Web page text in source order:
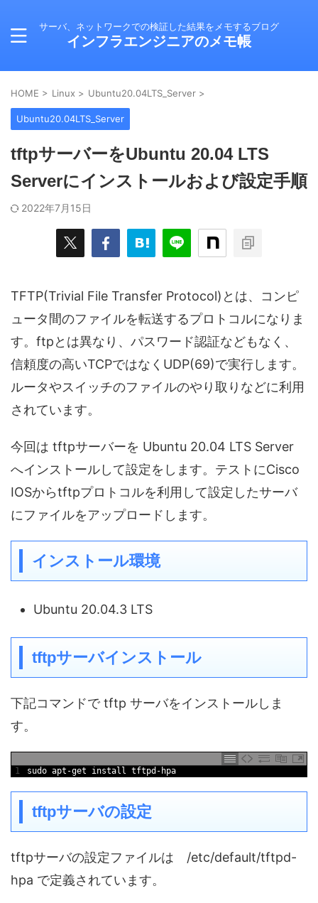
サーバ、ネットワークでの検証した結果をメモするブログ
インフラエンジニアのメモ帳
HOME > Linux > Ubuntu20.04LTS_Server >
Ubuntu20.04LTS_Server
tftpサーバーをUbuntu 20.04 LTS
Serverにインストールおよび設定手順
2022年7月15日
TFTP(Trivial File Transfer Protocol)とは、コンピ
ュータ間のファイルを転送するプロトコルになりま
す。ftpとは異なり、パスワード認証などもなく、
信頼度の高いTCPではなくUDP(69)で実行します。
ルータやスイッチのファイルのやり取りなどに利用
されています。
今回は tftpサーバーを Ubuntu 20.04 LTS Server
へインストールして設定をします。テストにCisco
IOSからtftpプロトコルを利用して設定したサーバ
にファイルをアップロードします。
インストール環境
Ubuntu 20.04.3 LTS
tftpサーバインストール
下記コマンドで tftp サーバをインストールしま
す。
1 sudo apt -get install tftpd - hpa
tftpサーバの設定
tftpサーバの設定ファイルは /etc/default/tftpd-
hpa で定義されています。